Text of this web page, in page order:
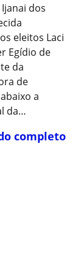
dos
eleitos Laci
Egídio de
da
de
a
da…
completo